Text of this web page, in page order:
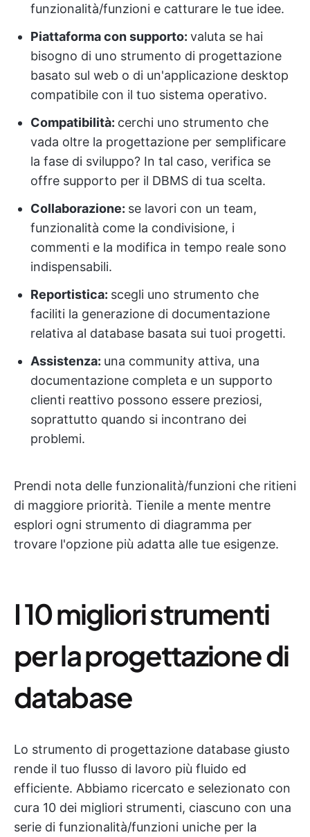
funzionalità/funzioni e catturare le tue idee.
Piattaforma con supporto: valuta se hai
bisogno di uno strumento di progettazione
basato sul web o di un'applicazione desktop
compatibile con il tuo sistema operativo.
Compatibilità: cerchi uno strumento che
vada oltre la progettazione per semplificare
la fase di sviluppo? In tal caso, verifica se
offre supporto per il DBMS di tua scelta.
Collaborazione: se lavori con un team,
funzionalità come la condivisione, i
commenti e la modifica in tempo reale sono
indispensabili.
Reportistica: scegli uno strumento che
faciliti la generazione di documentazione
relativa al database basata sui tuoi progetti.
Assistenza: una community attiva, una
documentazione completa e un supporto
clienti reattivo possono essere preziosi,
soprattutto quando si incontrano dei
problemi.
Prendi nota delle funzionalità/funzioni che ritieni
di maggiore priorità. Tienile a mente mentre
esplori ogni strumento di diagramma per
trovare l'opzione più adatta alle tue esigenze.
I 10 migliori strumenti
per la progettazione di
database
Lo strumento di progettazione database giusto
rende il tuo flusso di lavoro più fluido ed
efficiente. Abbiamo ricercato e selezionato con
cura 10 dei migliori strumenti, ciascuno con una
serie di funzionalità/funzioni uniche per la